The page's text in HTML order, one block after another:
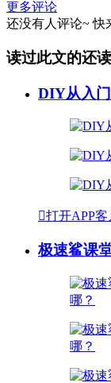
更多评论
还没有人评论~ 快
读过此文的还
DIY从入
打开APP客
极速鲨课